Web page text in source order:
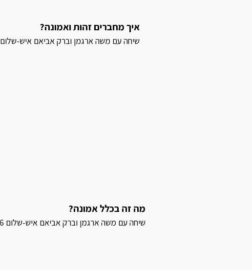
איך מחברים זהות ואמונה?
שיחה עם משה ארגמן וברק אביאם איש-שלום 30.4.26
מה זה בכלל אמונה?
שיחה עם משה ארגמן וברק אביאם איש-שלום 15.5.26